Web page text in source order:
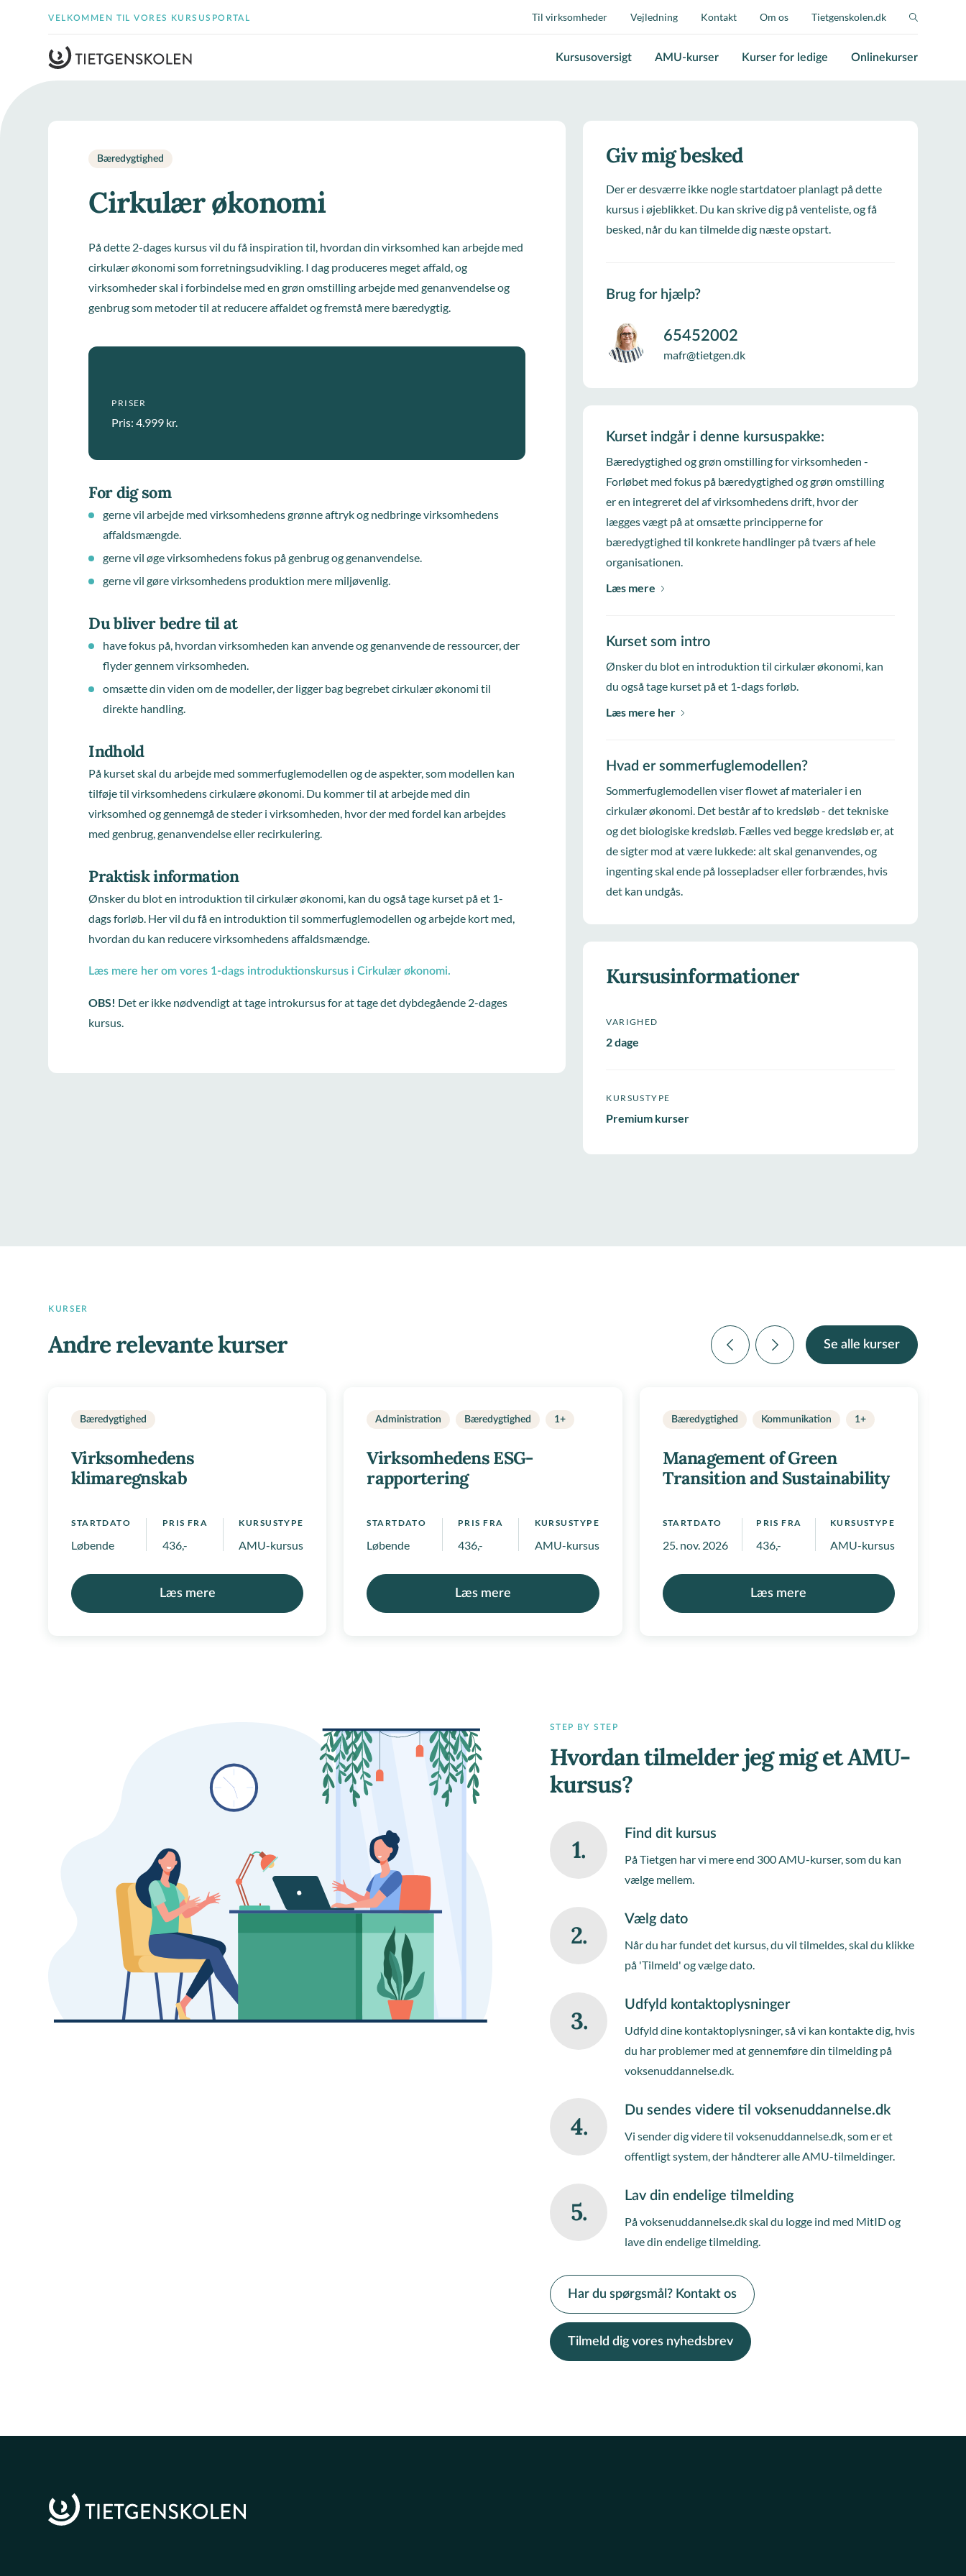
VELKOMMEN TIL VORES KURSUSPORTAL Til virksomheder Vejledning Kontakt Om os Tietgenskolen.dk
Kursusoversigt AMU-kurser Kurser for ledige Onlinekurser
Bæredygtighed
Cirkulær økonomi
På dette 2-dages kursus vil du få inspiration til, hvordan din virksomhed kan arbejde med
cirkulær økonomi som forretningsudvikling. I dag produceres meget affald, og
virksomheder skal i forbindelse med en grøn omstilling arbejde med genanvendelse og
genbrug som metoder til at reducere affaldet og fremstå mere bæredygtig.
PRISER
Pris: 4.999 kr.
For dig som
gerne vil arbejde med virksomhedens grønne aftryk og nedbringe virksomhedens
affaldsmængde.
gerne vil øge virksomhedens fokus på genbrug og genanvendelse.
gerne vil gøre virksomhedens produktion mere miljøvenlig.
Du bliver bedre til at
have fokus på, hvordan virksomheden kan anvende og genanvende de ressourcer, der
flyder gennem virksomheden.
omsætte din viden om de modeller, der ligger bag begrebet cirkulær økonomi til
direkte handling.
Indhold
På kurset skal du arbejde med sommerfuglemodellen og de aspekter, som modellen kan
tilføje til virksomhedens cirkulære økonomi. Du kommer til at arbejde med din
virksomhed og gennemgå de steder i virksomheden, hvor der med fordel kan arbejdes
med genbrug, genanvendelse eller recirkulering.
Praktisk information
Ønsker du blot en introduktion til cirkulær økonomi, kan du også tage kurset på et 1-
dags forløb. Her vil du få en introduktion til sommerfuglemodellen og arbejde kort med,
hvordan du kan reducere virksomhedens affaldsmændge.
Læs mere her om vores 1-dags introduktionskursus i Cirkulær økonomi.
OBS! Det er ikke nødvendigt at tage introkursus for at tage det dybdegående 2-dages
kursus.
Giv mig besked
Der er desværre ikke nogle startdatoer planlagt på dette
kursus i øjeblikket. Du kan skrive dig på venteliste, og få
besked, når du kan tilmelde dig næste opstart.
Brug for hjælp?
65452002
mafr@tietgen.dk
Kurset indgår i denne kursuspakke:
Bæredygtighed og grøn omstilling for virksomheden -
Forløbet med fokus på bæredygtighed og grøn omstilling
er en integreret del af virksomhedens drift, hvor der
lægges vægt på at omsætte principperne for
bæredygtighed til konkrete handlinger på tværs af hele
organisationen.
Læs mere
Kurset som intro
Ønsker du blot en introduktion til cirkulær økonomi, kan
du også tage kurset på et 1-dags forløb.
Læs mere her
Hvad er sommerfuglemodellen?
Sommerfuglemodellen viser flowet af materialer i en
cirkulær økonomi. Det består af to kredsløb - det tekniske
og det biologiske kredsløb. Fælles ved begge kredsløb er, at
de sigter mod at være lukkede: alt skal genanvendes, og
ingenting skal ende på lossepladser eller forbrændes, hvis
det kan undgås.
Kursusinformationer
VARIGHED
2 dage
KURSUSTYPE
Premium kurser
KURSER
Andre relevante kurser Se alle kurser
Bæredygtighed
Virksomhedens
klimaregnskab
STARTDATO
Løbende
PRIS FRA
436,-
KURSUSTYPE
AMU-kursus, Regionale positivlister
Læs mere
Administration Bæredygtighed 1+
Virksomhedens ESG-
rapportering
STARTDATO
Løbende
PRIS FRA
436,-
KURSUSTYPE
AMU-kursus, Regionale positivlister
Læs mere
Bæredygtighed Kommunikation 1+
Management of Green
Transition and Sustainability
STARTDATO
25. nov. 2026
PRIS FRA
436,-
KURSUSTYPE
AMU-kursus
Læs mere
STEP BY STEP
Hvordan tilmelder jeg mig et AMU-
kursus?
1.
Find dit kursus
På Tietgen har vi mere end 300 AMU-kurser, som du kan
vælge mellem.
2.
Vælg dato
Når du har fundet det kursus, du vil tilmeldes, skal du klikke
på 'Tilmeld' og vælge dato.
3.
Udfyld kontaktoplysninger
Udfyld dine kontaktoplysninger, så vi kan kontakte dig, hvis
du har problemer med at gennemføre din tilmelding på
voksenuddannelse.dk.
4.
Du sendes videre til voksenuddannelse.dk
Vi sender dig videre til voksenuddannelse.dk, som er et
offentligt system, der håndterer alle AMU-tilmeldinger.
5.
Lav din endelige tilmelding
På voksenuddannelse.dk skal du logge ind med MitID og
lave din endelige tilmelding.
Har du spørgsmål? Kontakt os
Tilmeld dig vores nyhedsbrev